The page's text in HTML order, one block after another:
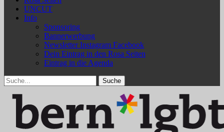
UNCUT
Info
Sponsoring
Bannerwerbung
Newsletter Instagram Facebook
Dein Eintrag in den Rosa Seiten
Eintrag in die Agenda